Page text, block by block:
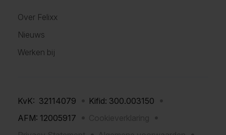
Over Felixx
Nieuws
Werken bij
KvK: 32114079
Kifid: 300.003150
AFM: 12005917